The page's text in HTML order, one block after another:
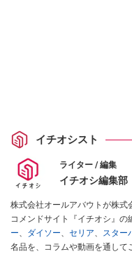
イチオシスト
ライター / 編集
イチオシ編集部
株式会社オールアバウトが株
コメンドサイト『イチオシ』の
ー、 ダイソー、 セリア、 スター
名品を、コラムや動画を通して